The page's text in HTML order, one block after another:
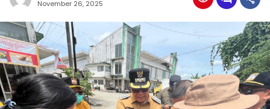
November 26, 2025